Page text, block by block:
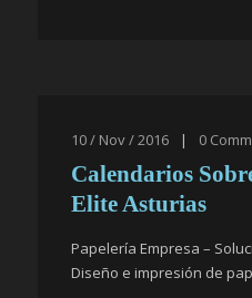
10 / Nov / 2016 | 0
Calendarios
Elite Asturias
Papelería Empresa –
Diseño e impresión de